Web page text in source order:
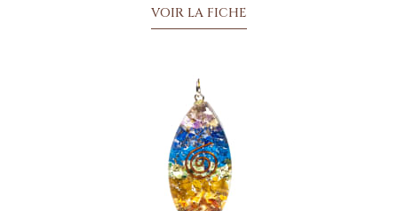
VOIR LA FICHE